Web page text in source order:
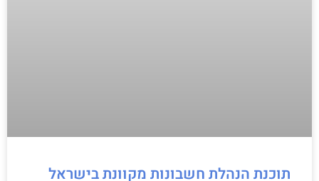
תוכנת הנהלת חשבונות מקוונת בישראל